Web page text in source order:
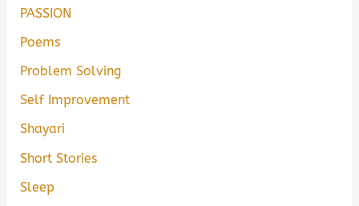
PASSION
Poems
Problem Solving
Self Improvement
Shayari
Short Stories
Sleep